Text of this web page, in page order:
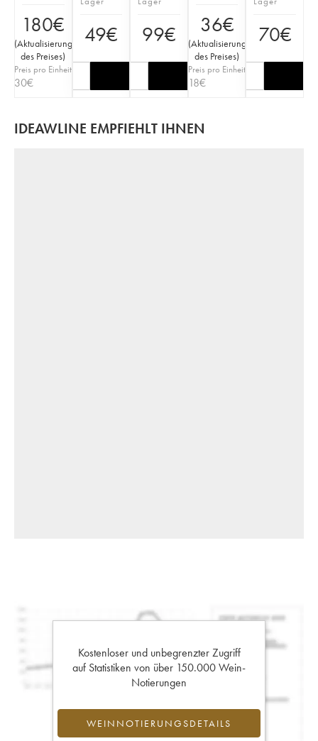
180€
(Aktualisierung
des Preises)
Preis pro Einheit
30€
49€ 99€ 36€
(Aktualisierung
des Preises)
Preis pro Einheit
18€
70€
IDEAWLINE EMPFIEHLT IHNEN
Kostenloser und unbegrenzter Zugriff
auf Statistiken von über 150.000 Wein-
Notierungen
WEINNOTIERUNGSDETAILS